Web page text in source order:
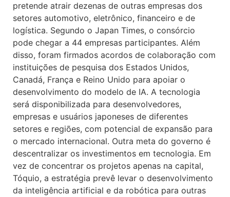
pretende atrair dezenas de outras empresas dos
setores automotivo, eletrônico, financeiro e de
logística. Segundo o Japan Times, o consórcio
pode chegar a 44 empresas participantes. Além
disso, foram firmados acordos de colaboração com
instituições de pesquisa dos Estados Unidos,
Canadá, França e Reino Unido para apoiar o
desenvolvimento do modelo de IA. A tecnologia
será disponibilizada para desenvolvedores,
empresas e usuários japoneses de diferentes
setores e regiões, com potencial de expansão para
o mercado internacional. Outra meta do governo é
descentralizar os investimentos em tecnologia. Em
vez de concentrar os projetos apenas na capital,
Tóquio, a estratégia prevê levar o desenvolvimento
da inteligência artificial e da robótica para outras